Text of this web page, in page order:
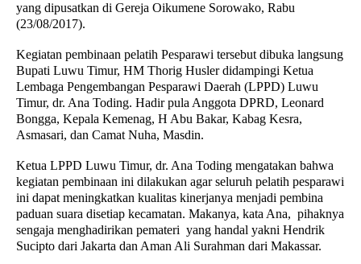
yang dipusatkan di Gereja Oikumene Sorowako, Rabu
(23/08/2017).
Kegiatan pembinaan pelatih Pesparawi tersebut dibuka langsung
Bupati Luwu Timur, HM Thorig Husler didampingi Ketua
Lembaga Pengembangan Pesparawi Daerah (LPPD) Luwu
Timur, dr. Ana Toding. Hadir pula Anggota DPRD, Leonard
Bongga, Kepala Kemenag, H Abu Bakar, Kabag Kesra,
Asmasari, dan Camat Nuha, Masdin.
Ketua LPPD Luwu Timur, dr. Ana Toding mengatakan bahwa
kegiatan pembinaan ini dilakukan agar seluruh pelatih pesparawi
ini dapat meningkatkan kualitas kinerjanya menjadi pembina
paduan suara disetiap kecamatan. Makanya, kata Ana, pihaknya
sengaja menghadirikan pemateri yang handal yakni Hendrik
Sucipto dari Jakarta dan Aman Ali Surahman dari Makassar.